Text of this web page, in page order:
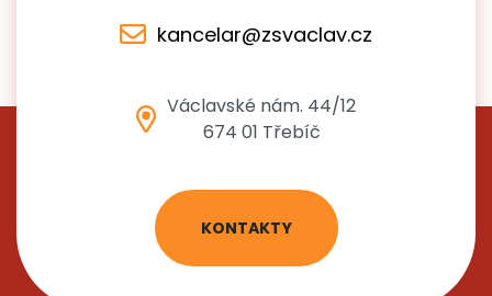
kancelar@zsvaclav.cz
Václavské nám. 44/12
674 01 Třebíč
KONTAKTY